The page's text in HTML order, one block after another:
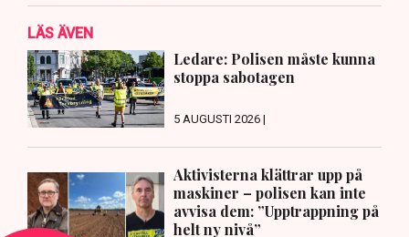
LÄS ÄVEN
Ledare: Polisen måste kunna
stoppa sabotagen
5 AUGUSTI 2026 |
Aktivisterna klättrar upp på
maskiner – polisen kan inte
avvisa dem: ”Upptrappning på
helt ny nivå”